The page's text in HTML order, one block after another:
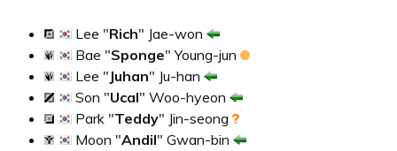
Lee "Rich" Jae-won
Bae "Sponge" Young-jun
Lee " Juhan" Ju-han
Son "Ucal" Woo-hyeon
Park "Teddy" Jin-seong
Moon "Andil" Gwan-bin